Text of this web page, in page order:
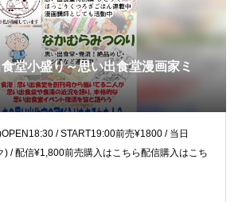
堂小盛り～思い出食堂漫画家ミ
/ START19:00前売¥1800 / 当日
) / 配信¥1,800前売購入はこちら配信購入はこち